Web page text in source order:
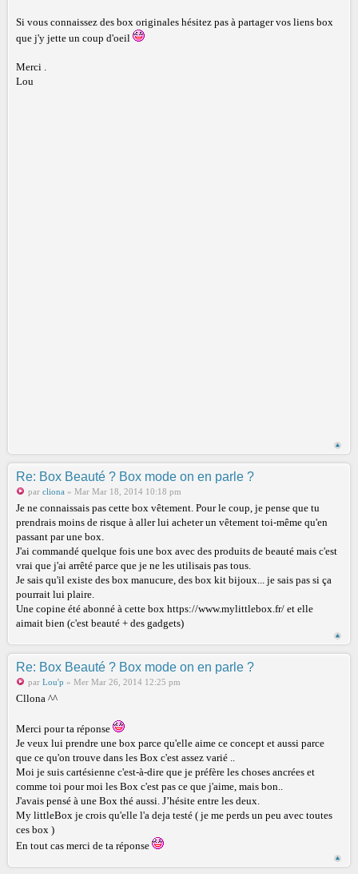
Si vous connaissez des box originales hésitez pas à partager vos liens box
que j'y jette un coup d'oeil
Merci .
Lou
Re: Box Beauté ? Box mode on en parle ?
par cliona » Mar Mar 18, 2014 10:18 pm
Je ne connaissais pas cette box vêtement. Pour le coup, je pense que tu
prendrais moins de risque à aller lui acheter un vêtement toi-même qu'en
passant par une box.
J'ai commandé quelque fois une box avec des produits de beauté mais c'est
vrai que j'ai arrêté parce que je ne les utilisais pas tous.
Je sais qu'il existe des box manucure, des box kit bijoux... je sais pas si ça
pourrait lui plaire.
Une copine été abonné à cette box https://www.mylittlebox.fr/ et elle
aimait bien (c'est beauté + des gadgets)
Re: Box Beauté ? Box mode on en parle ?
par Lou'p » Mer Mar 26, 2014 12:25 pm
Cllona ^^
Merci pour ta réponse
Je veux lui prendre une box parce qu'elle aime ce concept et aussi parce
que ce qu'on trouve dans les Box c'est assez varié ..
Moi je suis cartésienne c'est-à-dire que je préfère les choses ancrées et
comme toi pour moi les Box c'est pas ce que j'aime, mais bon..
J'avais pensé à une Box thé aussi. J’hésite entre les deux.
My littleBox je crois qu'elle l'a deja testé ( je me perds un peu avec toutes
ces box )
En tout cas merci de ta réponse